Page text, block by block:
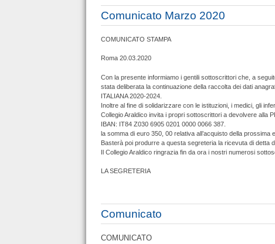
Comunicato Marzo 2020
COMUNICATO STAMPA
Roma 20.03.2020
Con la presente informiamo i gentili sottoscrittori che, a
stata deliberata la continuazione della raccolta dei dati
ITALIANA 2020-2024.
Inoltre al fine di solidarizzare con le istituzioni, i medici, gli
Collegio Araldico invita i propri sottoscrittori a devolvere alla
IBAN: IT84 Z030 6905 0201 0000 0066 387.
la somma di euro 350, 00 relativa all’acquisto della prossima
Basterà poi produrre a questa segreteria la ricevuta di detta
Il Collegio Araldico ringrazia fin da ora i nostri numerosi
LA SEGRETERIA
Comunicato
COMUNICATO